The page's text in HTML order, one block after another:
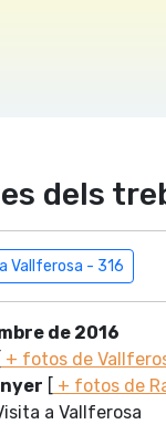
dels
Vallferosa - 316
de 2016
+ fotos de
[ + fotos de
a Vallferosa